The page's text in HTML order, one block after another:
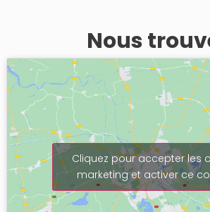
Nous
Cliquez pour accepter les
marketing et activer ce